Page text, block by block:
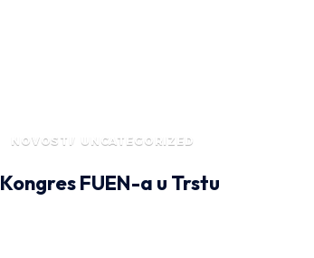
NOVOSTI UNCATEGORIZED
Kongres FUEN-a u Trstu